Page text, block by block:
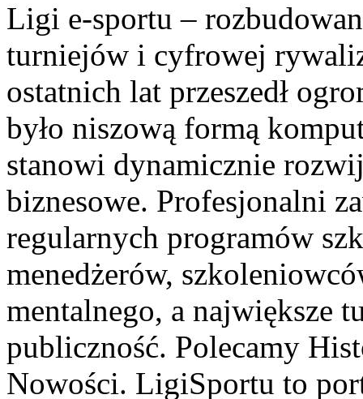
Ligi e-sportu –
turniejów i cyfrowej
ostatnich lat przeszedł
było niszową formą
stanowi dynamicznie
biznesowe. Profesjonalni
regularnych programów
menedżerów,
mentalnego, a największe
publiczność. Polecamy
Nowości. LigiSportu to